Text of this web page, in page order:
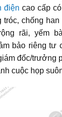
điện cao cấp
tróc, chống
rãi, yếm
bảo riêng tư
đốc/trưởng
cuộc họp